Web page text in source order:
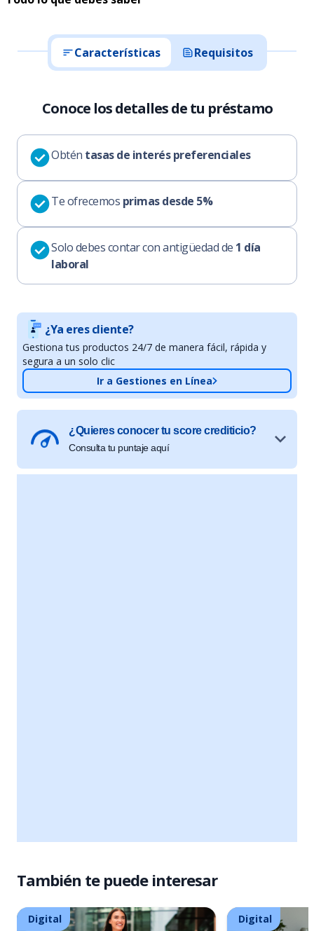
Características Requisitos
Conoce los detalles de tu préstamo
Obtén tasas de interés preferenciales
Te ofrecemos primas desde 5%
Solo debes contar con antigüedad de 1 día
laboral
¿Ya eres cliente?
Gestiona tus productos 24/7 de manera fácil, rápida y
segura a un solo clic
Ir a Gestiones en Línea
¿Quieres conocer tu score crediticio?
Consulta tu puntaje aquí
También te puede interesar
Digital Digital